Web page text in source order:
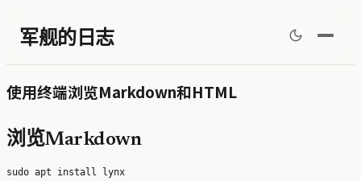
军舰的日志
使用终端浏览Markdown和HTML
浏览Markdown
sudo apt install lynx